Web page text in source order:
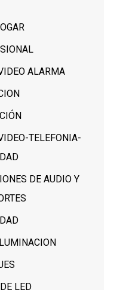
ALARMA
TELEFONIA-
DE AUDIO Y
LED